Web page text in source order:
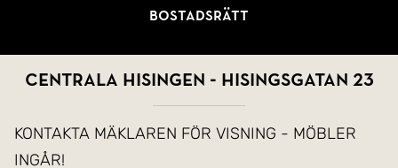
Bostadsrätt
Centrala Hisingen - Hisingsgatan 23
KONTAKTA MÄKLAREN FÖR VISNING - MÖBLER
INGÅR!